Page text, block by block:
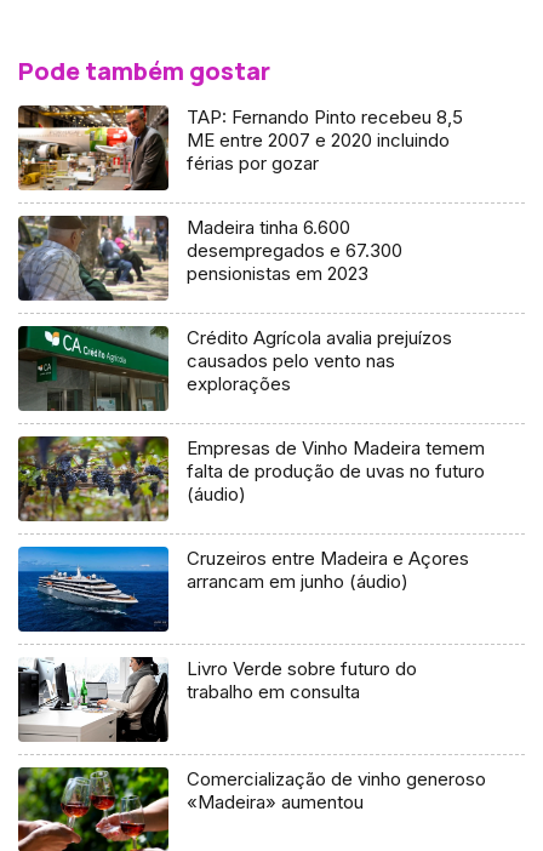
Pode também gostar
TAP: Fernando Pinto recebeu 8,5
ME entre 2007 e 2020 incluindo
férias por gozar
Madeira tinha 6.600
desempregados e 67.300
pensionistas em 2023
Crédito Agrícola avalia prejuízos
causados pelo vento nas
explorações
Empresas de Vinho Madeira temem
falta de produção de uvas no futuro
(áudio)
Cruzeiros entre Madeira e Açores
arrancam em junho (áudio)
Livro Verde sobre futuro do
trabalho em consulta
Comercialização de vinho generoso
«Madeira» aumentou